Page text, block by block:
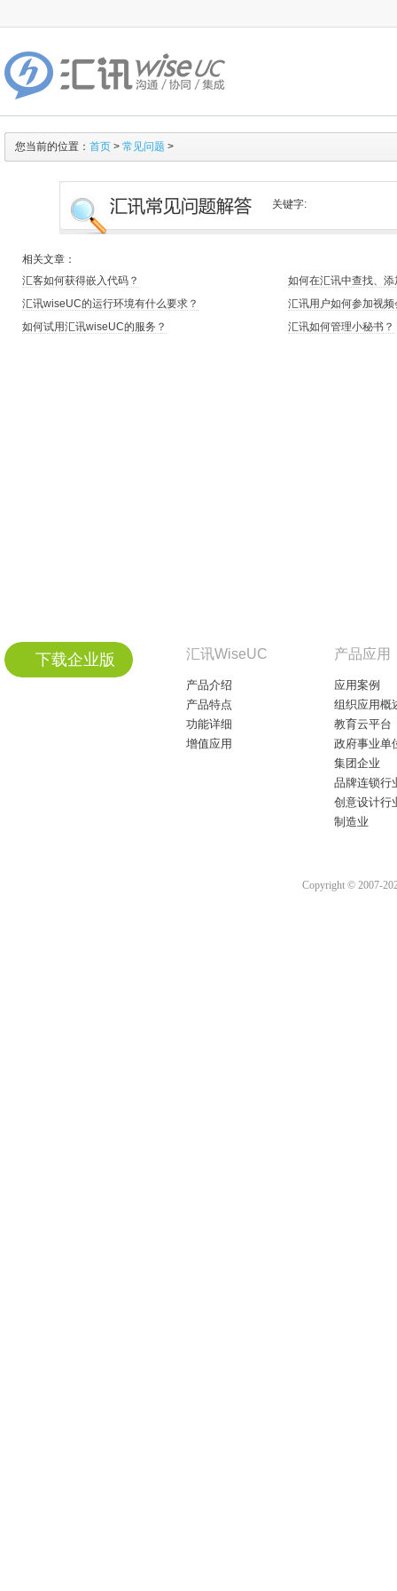
您当前的位置： 首页 > 常见问题 >
关键字:
相关文章：
汇客如何获得嵌入代码？
如何在汇讯中查找、
汇讯wiseUC的运行环境有什么要求？
汇讯用户如何参加视频
如何试用汇讯wiseUC的服务？
汇讯如何管理小秘书？
下载企业版 汇讯WiseUC
产品介绍
产品特点
功能详细
增值应用
产品应用
应用案例
组织应用概
教育云平台
政府事业单
集团企业
品牌连锁行
创意设计行
制造业
Copyright © 2007-